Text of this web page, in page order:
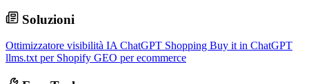
Soluzioni
Ottimizzatore visibilità IA ChatGPT Shopping Buy it in ChatGPT
llms.txt per Shopify GEO per ecommerce